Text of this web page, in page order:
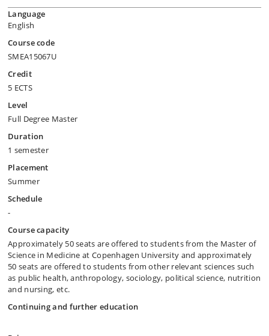
Language
English
Course code
SMEA15067U
Credit
5 ECTS
Level
Full Degree Master
Duration
1 semester
Placement
Summer
Schedule
-
Course capacity
Approximately 50 seats are offered to students from the Master of
Science in Medicine at Copenhagen University and approximately
50 seats are offered to students from other relevant sciences such
as public health, anthropology, sociology, political science, nutrition
and nursing, etc.
Continuing and further education